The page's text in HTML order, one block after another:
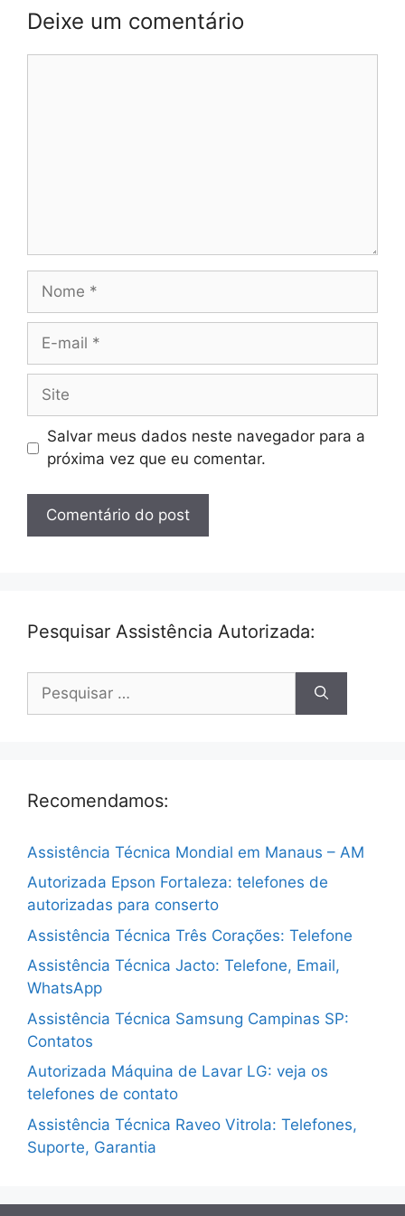
Deixe um comentário
Nome
Site
Salvar meus dados neste navegador para a
próxima vez que eu comentar.
Pesquisar Assistência Autorizada:
por:
Recomendamos:
Assistência Técnica Mondial em Manaus – AM
Autorizada Epson Fortaleza: telefones de
autorizadas para conserto
Assistência Técnica Três Corações: Telefone
Assistência Técnica Jacto: Telefone, Email,
WhatsApp
Assistência Técnica Samsung Campinas SP:
Contatos
Autorizada Máquina de Lavar LG: veja os
telefones de contato
Assistência Técnica Raveo Vitrola: Telefones,
Suporte, Garantia